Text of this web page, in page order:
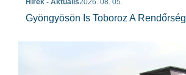
Hírek - Aktuális2026. 08. 05.
Gyöngyösön Is Toboroz A Rendőrség